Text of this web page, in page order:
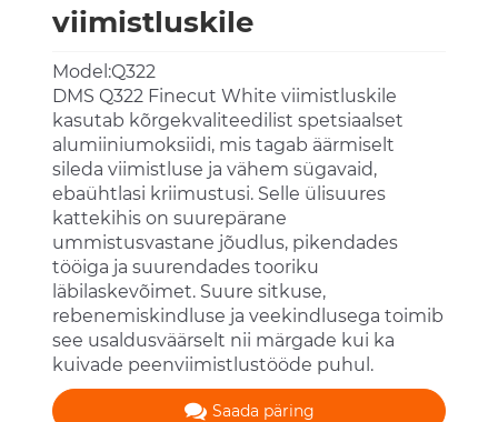
viimistluskile
Model:Q322
DMS Q322 Finecut White viimistluskile
kasutab kõrgekvaliteedilist spetsiaalset
alumiiniumoksiidi, mis tagab äärmiselt
sileda viimistluse ja vähem sügavaid,
ebaühtlasi kriimustusi. Selle ülisuures
kattekihis on suurepärane
ummistusvastane jõudlus, pikendades
tööiga ja suurendades tooriku
läbilaskevõimet. Suure sitkuse,
rebenemiskindluse ja veekindlusega toimib
see usaldusväärselt nii märgade kui ka
kuivade peenviimistlustööde puhul.
Saada päring